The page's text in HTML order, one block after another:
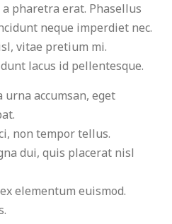
pharetra erat. Phasellus
neque imperdiet nec.
vitae pretium mi.
lacus id pellentesque.
accumsan, eget
non tempor tellus.
dui, quis placerat nisl
elementum euismod.